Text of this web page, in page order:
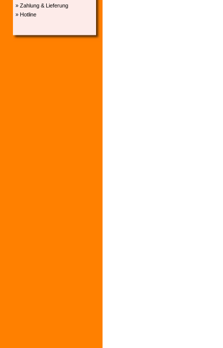
» Zahlung & Lieferung
» Hotline